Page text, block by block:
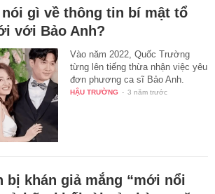
gì về thông tin bí mật tổ
với Bảo Anh?
Vào năm 2022, Quốc Trường
từng lên tiếng thừa nhận việc yêu
đơn phương ca sĩ Bảo Anh.
HẬU TRƯỜNG 3 năm trước
bị khán giả mắng “mới nổi